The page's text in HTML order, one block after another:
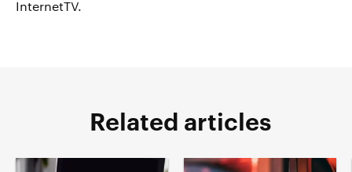
InternetTV.
Related articles